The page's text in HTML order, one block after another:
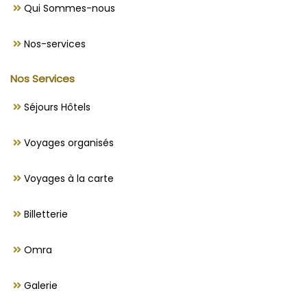
Qui Sommes-nous
Nos-services
Nos Services
Séjours Hôtels
Voyages organisés
Voyages à la carte
Billetterie
Omra
Galerie